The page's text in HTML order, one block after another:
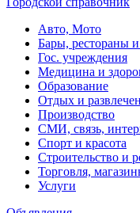
Авто, Мото
Бары, рестораны
Гос. учреждения
Медицина и
Образование
Отдых и
Производство
СМИ, связь,
Спорт и красота
Строительство и
Торговля,
Услуги